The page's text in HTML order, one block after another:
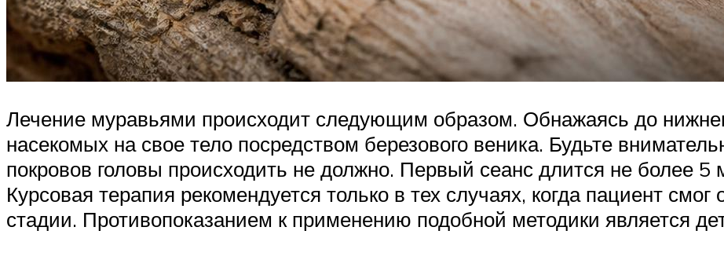
Лечение муравьями происходит следующим образом. Обнажаясь до
насекомых на свое тело посредством березового веника. Будьте
покровов головы происходить не должно. Первый сеанс длится не более
Курсовая терапия рекомендуется только в тех случаях, когда пациент
стадии. Противопоказанием к применению подобной методики является